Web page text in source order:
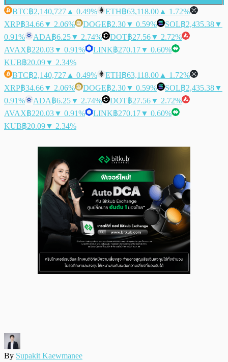
BTC฿2,140,727 ▲ 0.49% ETH฿63,118.00 ▲ 1.72%
XRP฿34.66▼ 2.06% DOGE฿2.30▼ 0.59% SOL฿2,435.38▼
0.91%
ADA฿6.25▼ 2.74% DOT฿27.56▼ 2.72%
AVAX฿220.03▼ 0.91% LINK฿270.17▼ 0.60%
KUB฿20.09▼ 2.34%
BTC฿2,140,727 ▲ 0.49% ETH฿63,118.00 ▲ 1.72%
XRP฿34.66▼ 2.06% DOGE฿2.30▼ 0.59% SOL฿2,435.38▼
0.91%
ADA฿6.25▼ 2.74% DOT฿27.56▼ 2.72%
AVAX฿220.03▼ 0.91% LINK฿270.17▼ 0.60%
KUB฿20.09▼ 2.34%
By Supakit Kaewmanee